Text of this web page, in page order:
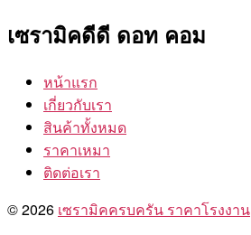
เซรามิคดีดี ดอท คอม
หน้าแรก
เกี่ยวกับเรา
สินค้าทั้งหมด
ราคาเหมา
ติดต่อเรา
© 2026 เซรามิคครบครัน ราคาโรงงาน